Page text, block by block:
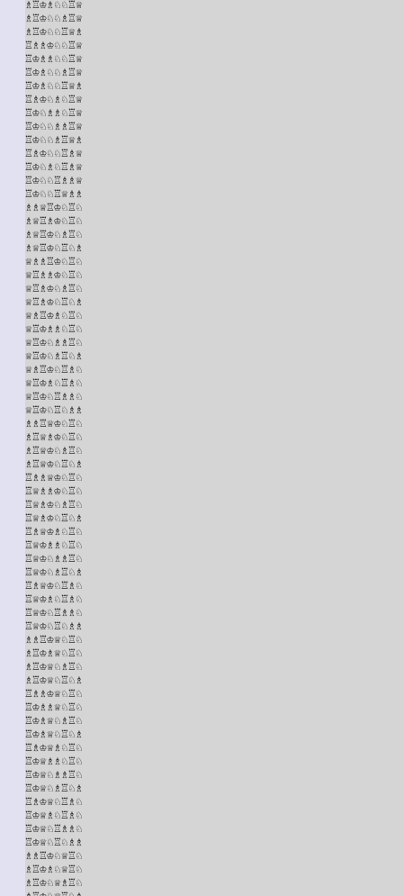
♗♖♔♗♘♘♖♕
♗♖♔♘♘♗♖♕
♗♖♔♘♘♖♕♗
♖♗♗♔♘♘♖♕
♖♔♗♗♘♘♖♕
♖♔♗♘♘♗♖♕
♖♔♗♘♘♖♕♗
♖♗♔♘♗♘♖♕
♖♔♘♗♗♘♖♕
♖♔♘♘♗♗♖♕
♖♔♘♘♗♖♕♗
♖♗♔♘♘♖♗♕
♖♔♘♗♘♖♗♕
♖♔♘♘♖♗♗♕
♖♔♘♘♖♕♗♗
♗♗♕♖♔♘♖♘
♗♕♖♗♔♘♖♘
♗♕♖♔♘♗♖♘
♗♕♖♔♘♖♘♗
♕♗♗♖♔♘♖♘
♕♖♗♗♔♘♖♘
♕♖♗♔♘♗♖♘
♕♖♗♔♘♖♘♗
♕♗♖♔♗♘♖♘
♕♖♔♗♗♘♖♘
♕♖♔♘♗♗♖♘
♕♖♔♘♗♖♘♗
♕♗♖♔♘♖♗♘
♕♖♔♗♘♖♗♘
♕♖♔♘♖♗♗♘
♕♖♔♘♖♘♗♗
♗♗♖♕♔♘♖♘
♗♖♕♗♔♘♖♘
♗♖♕♔♘♗♖♘
♗♖♕♔♘♖♘♗
♖♗♗♕♔♘♖♘
♖♕♗♗♔♘♖♘
♖♕♗♔♘♗♖♘
♖♕♗♔♘♖♘♗
♖♗♕♔♗♘♖♘
♖♕♔♗♗♘♖♘
♖♕♔♘♗♗♖♘
♖♕♔♘♗♖♘♗
♖♗♕♔♘♖♗♘
♖♕♔♗♘♖♗♘
♖♕♔♘♖♗♗♘
♖♕♔♘♖♘♗♗
♗♗♖♔♕♘♖♘
♗♖♔♗♕♘♖♘
♗♖♔♕♘♗♖♘
♗♖♔♕♘♖♘♗
♖♗♗♔♕♘♖♘
♖♔♗♗♕♘♖♘
♖♔♗♕♘♗♖♘
♖♔♗♕♘♖♘♗
♖♗♔♕♗♘♖♘
♖♔♕♗♗♘♖♘
♖♔♕♘♗♗♖♘
♖♔♕♘♗♖♘♗
♖♗♔♕♘♖♗♘
♖♔♕♗♘♖♗♘
♖♔♕♘♖♗♗♘
♖♔♕♘♖♘♗♗
♗♗♖♔♘♕♖♘
♗♖♔♗♘♕♖♘
♗♖♔♘♕♗♖♘